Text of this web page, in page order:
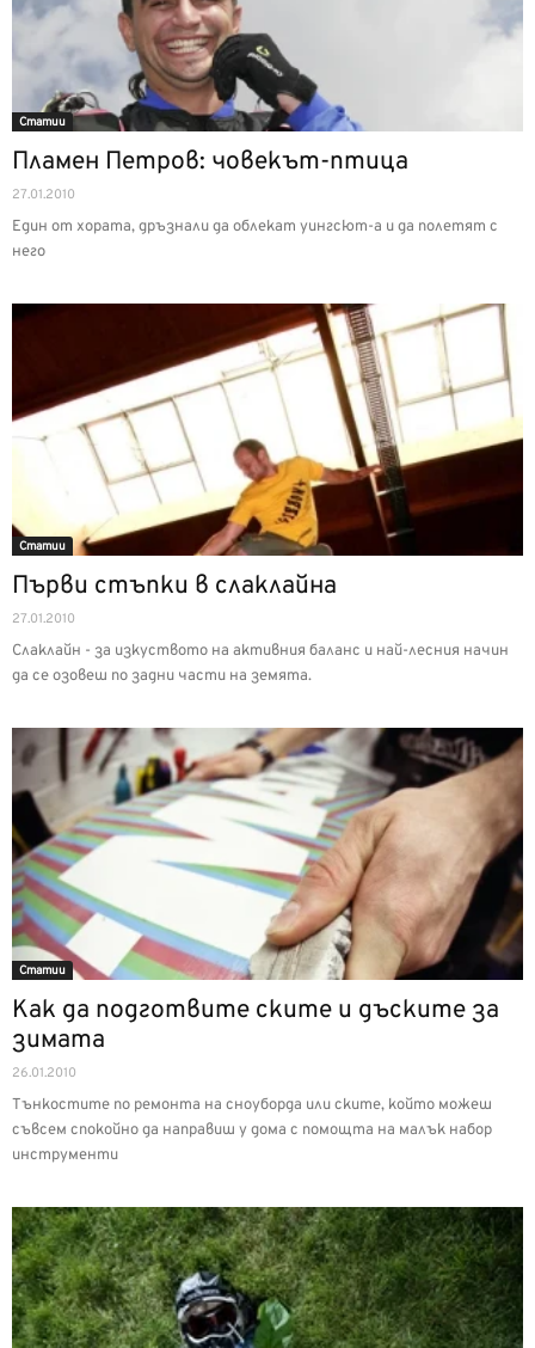
Статии
Пламен Петров: човекът-птица
27.01.2010
Един от хората, дръзнали да облекат уингсют-а и да полетят с
него
Статии
Първи стъпки в слаклайна
27.01.2010
Слаклайн - за изкуството на активния баланс и най-лесния начин
да се озовеш по задни части на земята.
Статии
Как да подготвите ските и дъските за
зимата
26.01.2010
Тънкостите по ремонта на сноуборда или ските, който можеш
съвсем спокойно да направиш у дома с помощта на малък набор
инструменти